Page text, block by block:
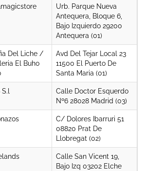
Urb. Parque Nueva
Antequera, Bloque 6,
Bajo Izquierdo 29200
Antequera (01)
Del Liche /
El Buho
Avd Del Tejar Local 23
11500 El Puerto De
Santa Maria (01)
Calle Doctor Esquerdo
Nº6 28028 Madrid (03)
C/ Dolores Ibarruri 51
08820 Prat De
Llobregat (02)
Calle San Vicent 19,
Bajo Izq 03202 Elche